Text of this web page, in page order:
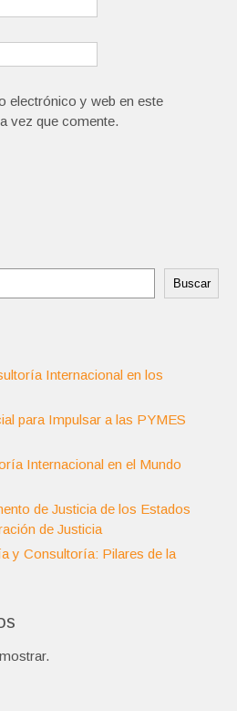
electrónico y web en este
vez que comente.
Buscar
Internacional en los
para Impulsar a las PYMES
Internacional en el Mundo
de Justicia de los Estados
de Justicia
y Consultoría: Pilares de la